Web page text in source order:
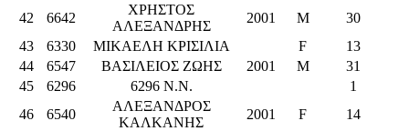
42 6642
ΧΡΗΣΤΟΣ
ΑΛΕΞΑΝΔΡΗΣ
2001 M
30
43
6330 ΜΙΚΑΕΛΗ ΚΡΙΣΙΛΙΑ F
13
44
6547 ΒΑΣΙΛΕΙΟΣ ΖΩΗΣ 2001 M
31
45
6296 6296 N.N.
1
46
6540
ΑΛΕΞΑΝΔΡΟΣ
ΚΑΛΚΑΝΗΣ
2001 F
14